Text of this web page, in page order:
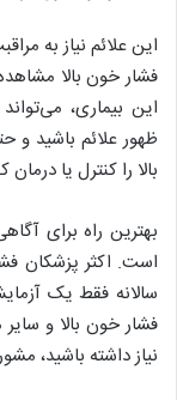
این علائم نیاز به
فشار خون بالا
این بیماری،
ظهور علائم باشید و
بالا را کنترل یا درمان
بهترین راه برای
است. اکثر پزشکان
سالانه فقط یک
فشار خون بالا و
نیاز داشته باشید،